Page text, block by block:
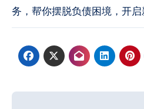
务，帮你摆脱负债困境，开启